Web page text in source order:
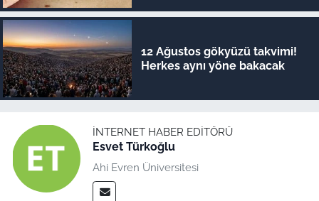
12 Ağustos gökyüzü takvimi!
Herkes aynı yöne bakacak
İNTERNET HABER EDITÖRÜ
Esvet Türkoğlu
Ahi Evren Üniversitesi